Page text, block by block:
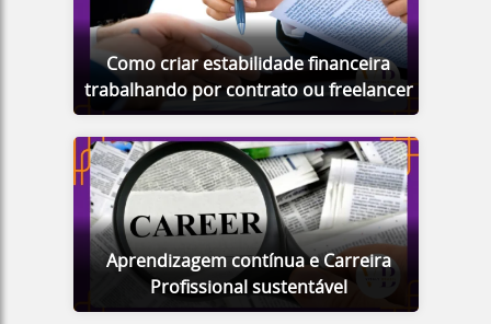
Como criar estabilidade financeira
trabalhando por contrato ou freelancer
Aprendizagem contínua e Carreira
Profissional sustentável